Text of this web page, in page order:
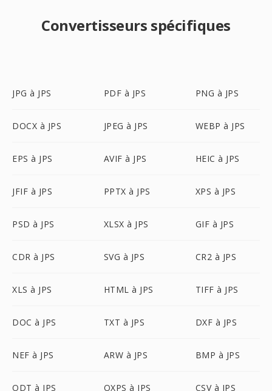
Convertisseurs spécifiques
JPG à JPS PDF à JPS PNG à JPS
DOCX à JPS JPEG à JPS WEBP à JPS
EPS à JPS AVIF à JPS HEIC à JPS
JFIF à JPS PPTX à JPS XPS à JPS
PSD à JPS XLSX à JPS GIF à JPS
CDR à JPS SVG à JPS CR2 à JPS
XLS à JPS HTML à JPS TIFF à JPS
DOC à JPS TXT à JPS DXF à JPS
NEF à JPS ARW à JPS BMP à JPS
ODT à JPS OXPS à JPS CSV à JPS